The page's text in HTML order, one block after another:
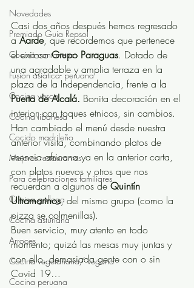
Novedades
Premiado Guía Repsol
Cocina cantonesa
Fusión asiática- peruana
Cocina vasca
Cocina libanesa
Cocido madrileño
Mejores restaurantes
Para celebraciones familiares
Cocina gallega
Cocina asturiana
Arroces
Cocina vegetariana/ vegana
Cocina peruana
Casi dos años después hemos regresado
a Aarde, que recordemos que pertenece
el exitoso Grupo Paraguas. Dotado de
una agradable y amplia terraza en la
plaza de la Independencia, frente a la
Puerta de Alcalá. Bonita decoración en el
interior, con toques etnicos, sin cambios.
Han cambiado el menú desde nuestra
anterior visita, combinando platos de
esencia africana ya en la anterior carta,
con platos nuevos y otros que nos
recuerdan a algunos de Quintín
Ultramarinos, del mismo grupo (como la
pizza se colmenillas).
Buen servicio, muy atento en todo
momento; quizá las mesas muy juntas y
con ello, demasiada gente con o sin
Covid 19…